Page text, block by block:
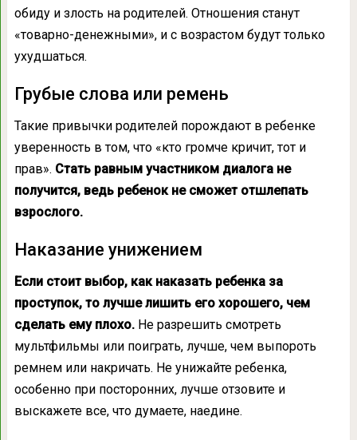
обиду и злость на родителей. Отношения станут
«товарно-денежными», и с возрастом будут только
ухудшаться.
Грубые слова или ремень
Такие привычки родителей порождают в ребенке
уверенность в том, что «кто громче кричит, тот и
прав». Стать равным участником диалога не
получится, ведь ребенок не сможет отшлепать
взрослого.
Наказание унижением
Если стоит выбор, как наказать ребенка за
проступок, то лучше лишить его хорошего, чем
сделать ему плохо.Не разрешить смотреть
мультфильмы или поиграть, лучше, чем выпороть
ремнем или накричать. Не унижайте ребенка,
особенно при посторонних, лучше отзовите и
выскажете все, что думаете, наедине.